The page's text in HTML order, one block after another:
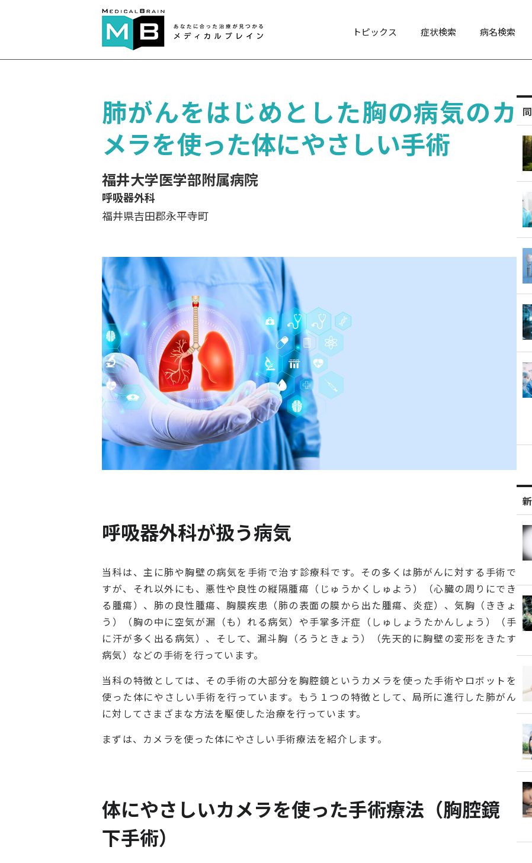
トピックス 症状検索 病名検索
肺がんをはじめとした胸の病気のカ
メラを使った体にやさしい手術
福井大学医学部附属病院
呼吸器外科
福井県吉田郡永平寺町
呼吸器外科が扱う病気
当科は、主に肺や胸壁の病気を手術で治す診療科です。その多くは肺がんに対する手術で
すが、それ以外にも、悪性や良性の縦隔腫瘍（じゅうかくしゅよう）（心臓の周りにでき
る腫瘍）、肺の良性腫瘍、胸膜疾患（肺の表面の膜から出た腫瘍、炎症）、気胸（ききょ
う）（胸の中に空気が漏（も）れる病気）や手掌多汗症（しゅしょうたかんしょう）（手
に汗が多く出る病気）、そして、漏斗胸（ろうときょう）（先天的に胸壁の変形をきたす
病気）などの手術を行っています。
当科の特徴としては、その手術の大部分を胸腔鏡というカメラを使った手術やロボットを
使った体にやさしい手術を行っています。もう１つの特徴として、局所に進行した肺がん
に対してさまざまな方法を駆使した治療を行っています。
まずは、カメラを使った体にやさしい手術療法を紹介します。
体にやさしいカメラを使った手術療法（胸腔鏡
下手術）